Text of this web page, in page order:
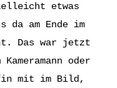
etwas
da am Ende im
Das war jetzt
oder
mit im Bild,